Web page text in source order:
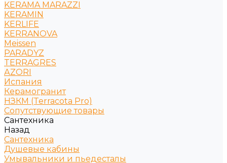
KERAMA MARAZZI
KERAMIN
KERLIFE
KERRANOVA
Meissen
PARADYZ
TERRAGRES
АZORI
Испания
Керамогранит
НЗКМ (Terracota Pro)
Сопутствующие товары
Сантехника
Назад
Сантехника
Душевые кабины
Умывальники и пьедесталы